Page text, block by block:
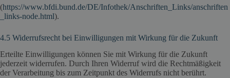
(https://www.bfdi.bund.de/DE/Infothek/Anschriften_Links/anschriften
_links-node.html).
4.5 Widerrufsrecht bei Einwilligungen mit Wirkung für die Zukunft
Erteilte Einwilligungen können Sie mit Wirkung für die Zukunft
jederzeit widerrufen. Durch Ihren Widerruf wird die Rechtmäßigkeit
der Verarbeitung bis zum Zeitpunkt des Widerrufs nicht berührt.